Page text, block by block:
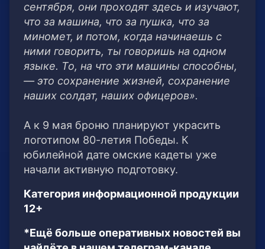
сентября, они проходят здесь и изучают,
что за машина, что за пушка, что за
миномет, и потом, когда начинаешь с
ними говорить, ты говоришь на одном
языке. То, на что эти машины способны,
— это сохранение жизней, сохранение
наших солдат, наших офицеров».
А к 9 мая броню планируют украсить
логотипом 80-летия Победы. К
юбилейной дате омские кадеты уже
начали активную подготовку.
Категория информационной продукции
12+
*Ещё больше оперативных новостей вы